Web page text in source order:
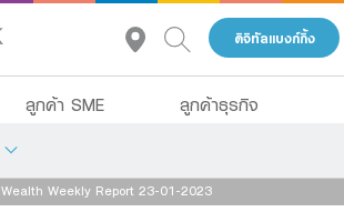
ดิจิทัลแบงก์กิ้ง
ลูกค้า SME ลูกค้าธุรกิจ
Wealth Weekly Report 23-01-2023